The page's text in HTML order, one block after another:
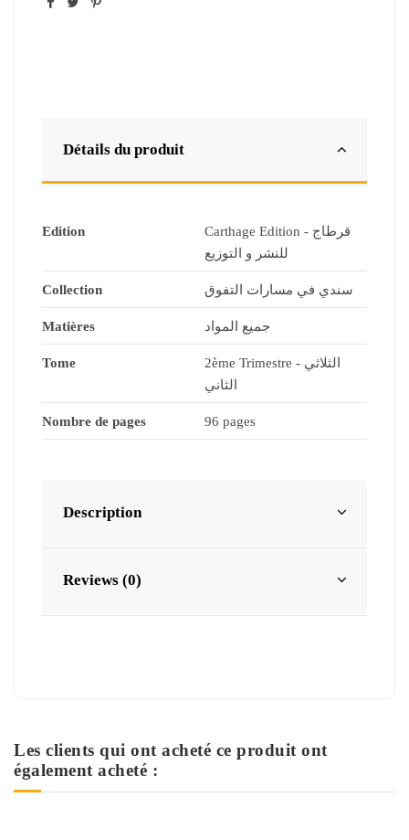
Détails du produit
Edition
Carthage Edition - قرطاج
للنشر و التوزيع
Collection سندي في مسارات التفوق
Matières جميع المواد
Tome
2ème Trimestre - الثلاثي
الثاني
Nombre de pages 96 pages
Description
Reviews (0)
Les clients qui ont acheté ce produit ont
également acheté :